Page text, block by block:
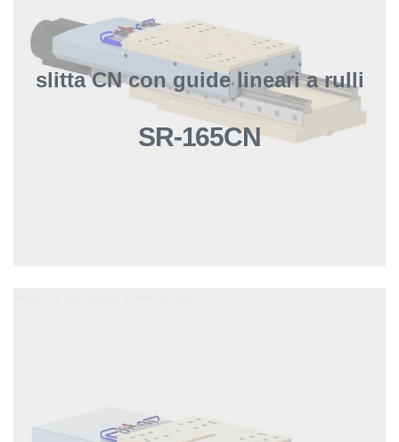
SR-165CN
slitta CN con guide lineari a rulli